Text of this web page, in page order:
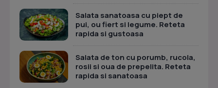
Salata sanatoasa cu piept de
pui, ou fiert si legume. Reteta
rapida si gustoasa
Salata de ton cu porumb, rucola,
rosii si oua de prepelita. Reteta
rapida si sanatoasa